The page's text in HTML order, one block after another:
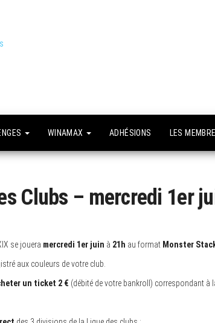
grand ParisWINAMAX ADHÉSIONS LES
Clubs – mercredi 1er
se jouera mercredi 1er juin à 21h au format Monster
aux couleurs de votre club.
un ticket 2 € (débité de votre bankroll) correspondant à